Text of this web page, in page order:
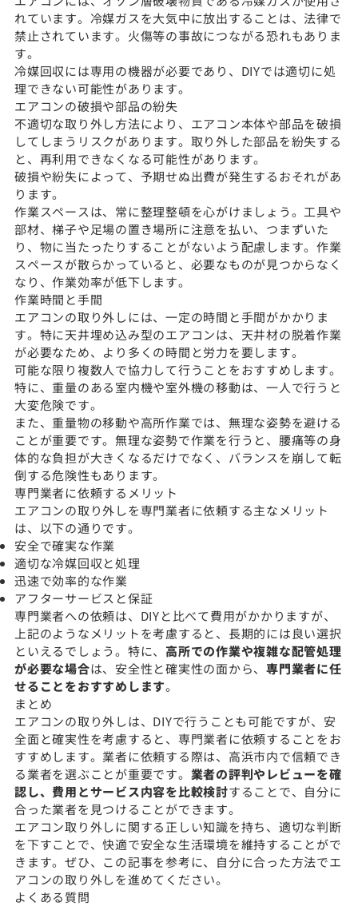
れています。冷媒ガスを大気中に放出することは、法律で
禁止されています。火傷等の事故につながる恐れもありま
す。
冷媒回収には専用の機器が必要であり、DIYでは適切に処
理できない可能性があります。
エアコンの破損や部品の紛失
不適切な取り外し方法により、エアコン本体や部品を破損
してしまうリスクがあります。取り外した部品を紛失する
と、再利用できなくなる可能性があります。
破損や紛失によって、予期せぬ出費が発生するおそれがあ
ります。
作業スペースは、常に整理整頓を心がけましょう。工具や
部材、梯子や足場の置き場所に注意を払い、つまずいた
り、物に当たったりすることがないよう配慮します。作業
スペースが散らかっていると、必要なものが見つからなく
なり、作業効率が低下します。
作業時間と手間
エアコンの取り外しには、一定の時間と手間がかかりま
す。特に天井埋め込み型のエアコンは、天井材の脱着作業
が必要なため、より多くの時間と労力を要します。
可能な限り複数人で協力して行うことをおすすめします。
特に、重量のある室内機や室外機の移動は、一人で行うと
大変危険です。
また、重量物の移動や高所作業では、無理な姿勢を避ける
ことが重要です。無理な姿勢で作業を行うと、腰痛等の身
体的な負担が大きくなるだけでなく、バランスを崩して転
倒する危険性もあります。
専門業者に依頼するメリット
エアコンの取り外しを専門業者に依頼する主なメリット
は、以下の通りです。
安全で確実な作業
適切な冷媒回収と処理
迅速で効率的な作業
アフターサービスと保証
専門業者への依頼は、DIYと比べて費用がかかりますが、
上記のようなメリットを考慮すると、長期的には良い選択
といえるでしょう。特に、 高所での作業や複雑な配管処理
が必要な場合は、安全性と確実性の面から、 専門業者に任
せることをおすすめします。
まとめ
エアコンの取り外しは、DIYで行うことも可能ですが、安
全面と確実性を考慮すると、専門業者に依頼することをお
すすめします。業者に依頼する際は、高浜市内で信頼でき
る業者を選ぶことが重要です。 業者の評判やレビューを確
認し、費用とサービス内容を比較検討することで、自分に
合った業者を見つけることができます。
エアコン取り外しに関する正しい知識を持ち、適切な判断
を下すことで、快適で安全な生活環境を維持することがで
きます。ぜひ、この記事を参考に、自分に合った方法でエ
アコンの取り外しを進めてください。
よくある質問